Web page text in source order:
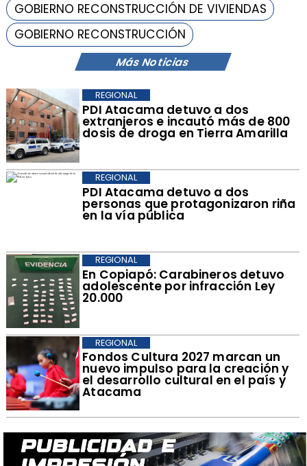
Más Noticias
​PDI Atacama detuvo a dos
extranjeros e incautó más de 800
dosis de droga en Tierra Amarilla
REGIONAL
PDI Atacama detuvo a dos
personas que protagonizaron riña
en la vía pública
REGIONAL
​En Copiapó: Carabineros detuvo
adolescente por infracción Ley
20.000
REGIONAL
​Fondos Cultura 2027 marcan un
nuevo impulso para la creación y
el desarrollo cultural en el país y
Atacama
REGIONAL
GOBIERNO RECONSTRUCCIÓN DE VIVIENDAS
GOBIERNO RECONSTRUCCIÓN